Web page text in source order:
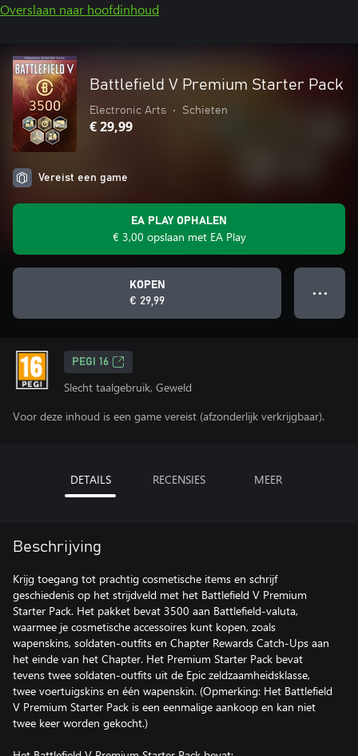
Overslaan naar hoofdinhoud
Battlefield V Premium Starter Pack
Electronic Arts • Schieten
€ 29,99
Vereist een game
EA PLAY OPHALEN
€ 3,00 opslaan met EA Play
KOPEN
€ 29,99
● ● ●
PEGI 16
Slecht taalgebruik, Geweld
Voor deze inhoud is een game vereist (afzonderlijk verkrijgbaar).
DETAILS RECENSIES MEER
Beschrijving
Krijg toegang tot prachtig cosmetische items en schrijf
geschiedenis op het strijdveld met het Battlefield V Premium
Starter Pack. Het pakket bevat 3500 aan Battlefield-valuta,
waarmee je cosmetische accessoires kunt kopen, zoals
wapenskins, soldaten-outfits en Chapter Rewards Catch-Ups aan
het einde van het Chapter. Het Premium Starter Pack bevat
tevens twee soldaten-outfits uit de Epic zeldzaamheidsklasse,
twee voertuigskins en één wapenskin. (Opmerking: Het Battlefield
V Premium Starter Pack is een eenmalige aankoop en kan niet
twee keer worden gekocht.)